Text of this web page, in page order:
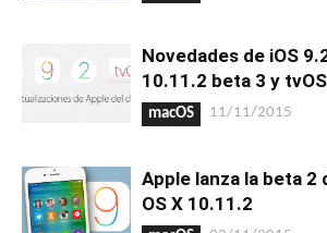
Novedades de iOS
10.11.2 beta 3 y
macOS 11/11/2015
Apple lanza la beta 2
OS X 10.11.2